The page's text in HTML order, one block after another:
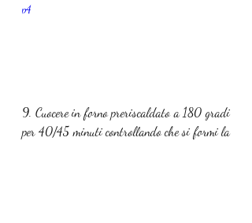
p4
9. Cuocere in forno preriscaldato a 180 gradi
per 40/45 minuti controllando che si formi la